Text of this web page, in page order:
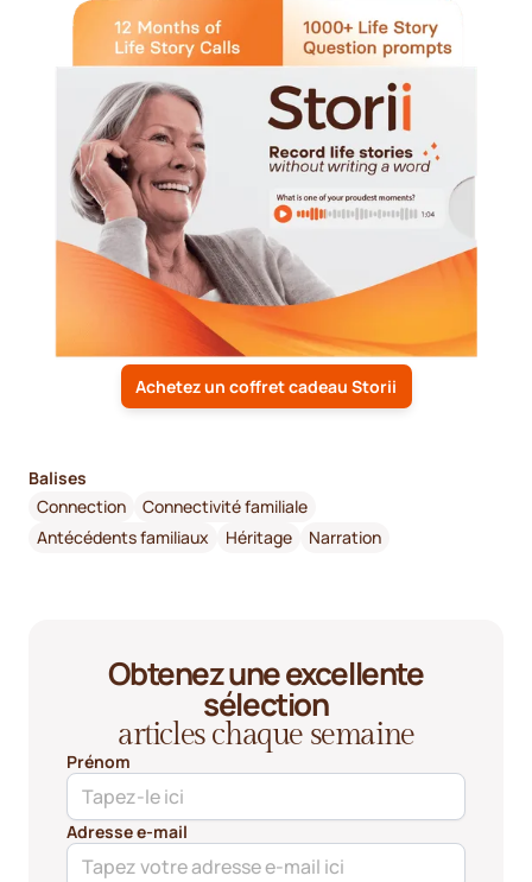
Achetez un coffret cadeau Storii
Balises
Connection
Connectivité familiale
Antécédents familiaux
Héritage Narration
Obtenez une excellente
sélection
articles chaque semaine
Prénom
Adresse e-mail